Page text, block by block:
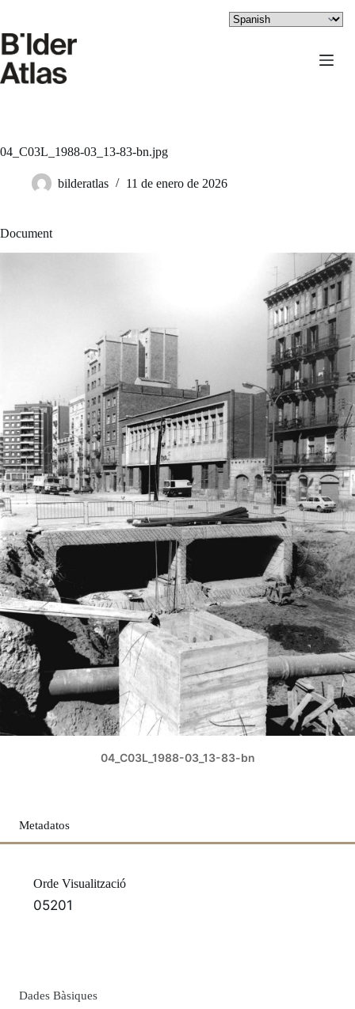
contenido
04_C03L_1988-03_13-83-bn.jpg
bilderatlas 11 de enero de 2026
Document
04_C03L_1988-03_13-83-bn
Metadatos
Orde Visualització
05201
Dades Bàsiques